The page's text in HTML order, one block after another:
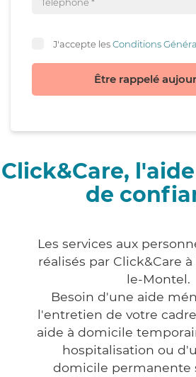
J'accepte lesConditions
Être rappelé
Click&Care,
de
Les services aux
réalisés par Click&Care
le-Montel.
Besoin d'une aide
l'entretien de votre
aide à domicile
hospitalisation ou
domicile permanente